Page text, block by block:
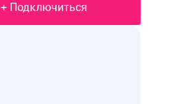
+ Подключиться